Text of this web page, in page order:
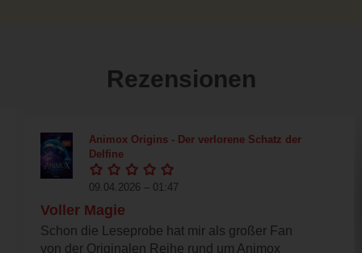
Rezensionen
Animox Origins - Der verlorene Schatz der
Delfine
09.04.2026 – 01:47
Voller Magie
Schon die Leseprobe hat mir als großer Fan
von der Originalen Reihe rund um Animox